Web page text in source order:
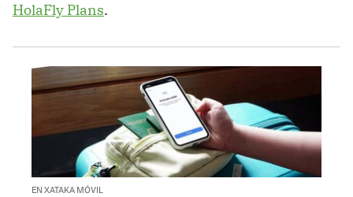
HolaFly Plans.
EN XATAKA MÓVIL